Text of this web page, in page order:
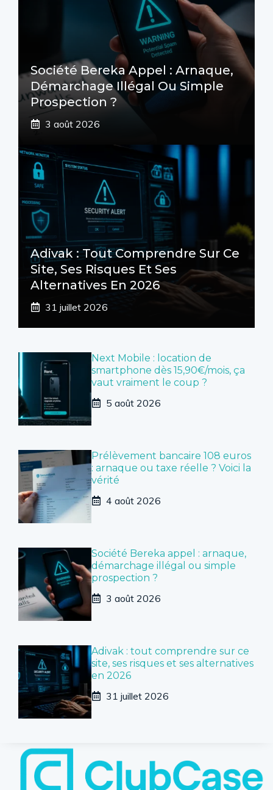
Société Bereka Appel : Arnaque,
Démarchage Illégal Ou Simple
Prospection ?
3 août 2026
Adivak : Tout Comprendre Sur Ce
Site, Ses Risques Et Ses
Alternatives En 2026
31 juillet 2026
Next Mobile : location de
smartphone dès 15,90€/mois, ça
vaut vraiment le coup ?
5 août 2026
Prélèvement bancaire 108 euros
: arnaque ou taxe réelle ? Voici la
vérité
4 août 2026
Société Bereka appel : arnaque,
démarchage illégal ou simple
prospection ?
3 août 2026
Adivak : tout comprendre sur ce
site, ses risques et ses alternatives
en 2026
31 juillet 2026